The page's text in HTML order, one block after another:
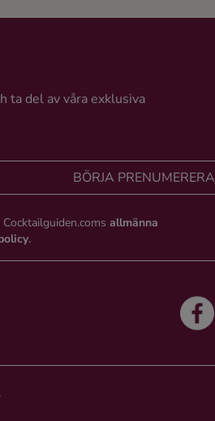
ta del av våra exklusiva
BÖRJA PRENUMERERA
allmänna
.